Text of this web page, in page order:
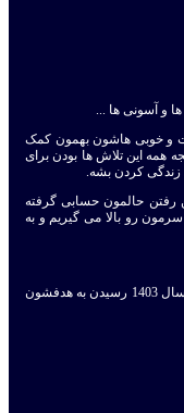
و آسونی ها ...
و خوبی هاشون بهمون کمک
همه این تلاش ها بودن برای
زندگی کردن بشه.
رفتن حالمون حسابی گرفته
رو بالا می گیریم و به
به امید فردایی بهتر! ربوچیپی ها همچنان هستند و در سال 1403 رسیدن به هدفشون